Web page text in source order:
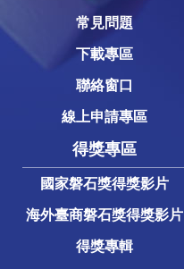
常見問題
下載專區
聯絡窗口
線上申請專區
得獎專區
國家磐石獎得獎影片
海外臺商磐石獎得獎影片
得獎專輯